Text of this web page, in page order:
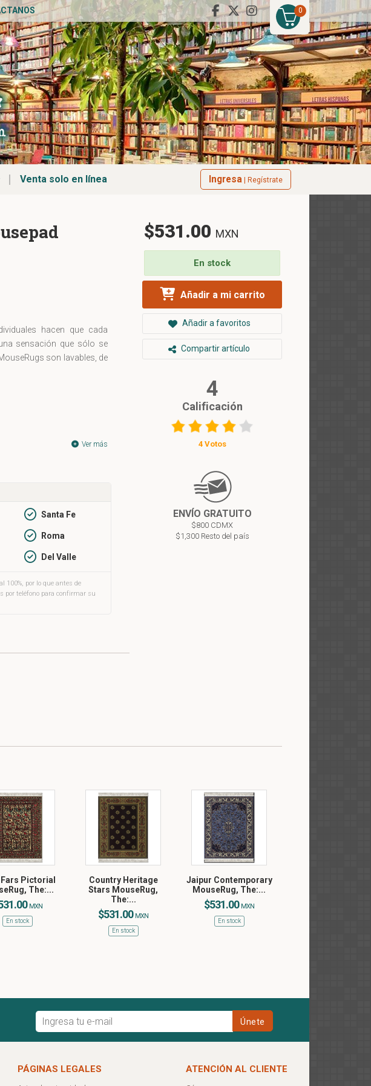
0
Venta solo en línea Ingresa | Regístrate
hacen que cada
sensación que sólo se
son lavables, de
Ver más
Santa Fe
Roma
Del Valle
100%, por lo que antes de
por teléfono para confirmar su
$531.00 MXN
En stock
Añadir a mi carrito
Añadir a favoritos
Compartir artículo
4
Calificación
4 Votos
ENVÍO GRATUITO
$800 CDMX
$1,300 Resto del país
Pictorial
The:...
MXN
En stock
Country Heritage
Stars MouseRug,
The:...
$531.00 MXN
En stock
Jaipur Contemporary
MouseRug, The:...
$531.00 MXN
En stock
PÁGINAS LEGALES ATENCIÓN AL CLIENTE